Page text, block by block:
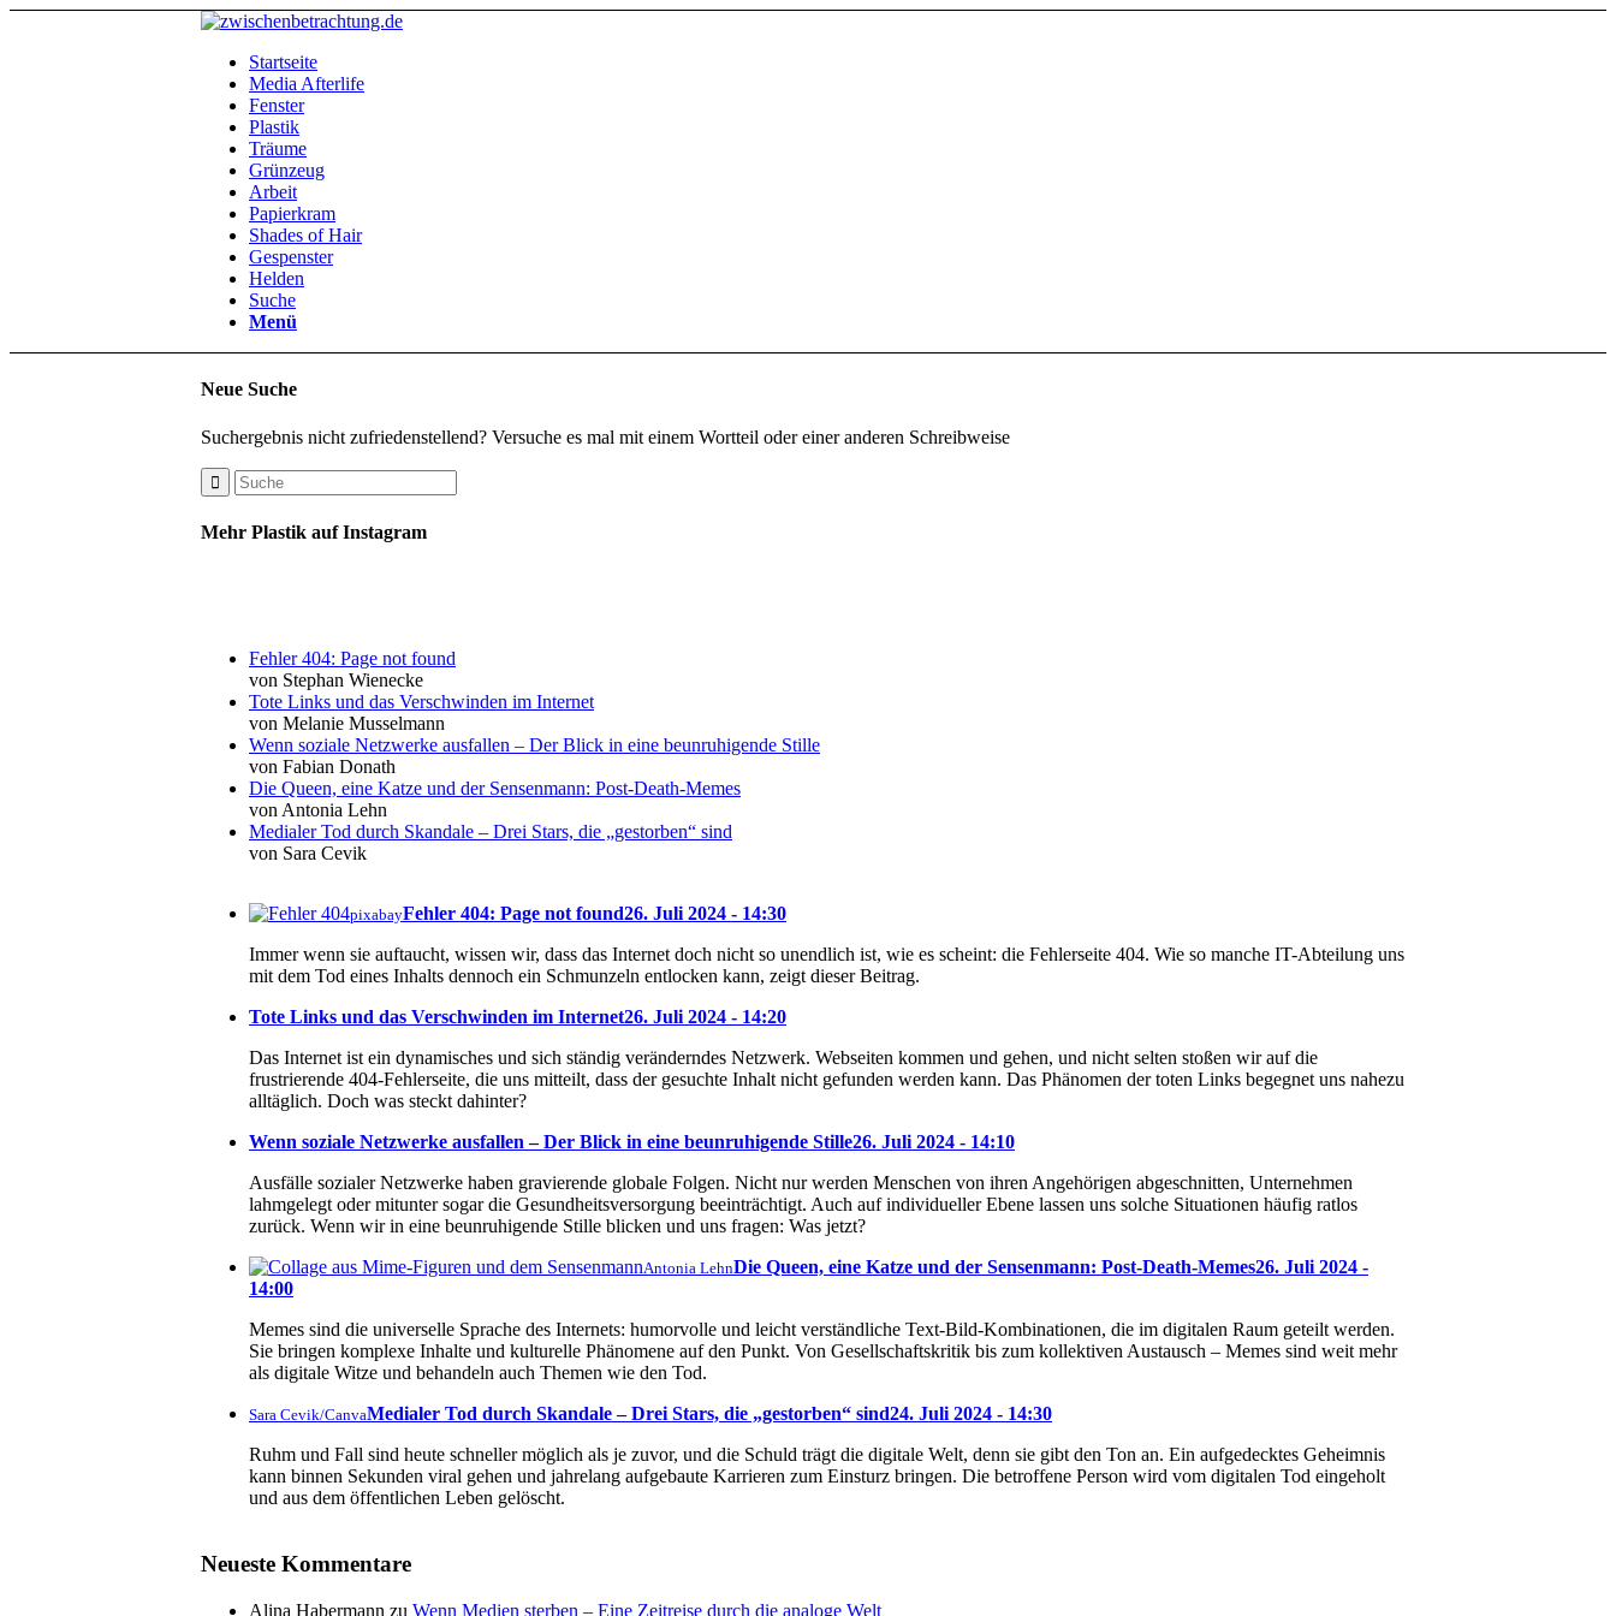
Startseite
Media Afterlife
Fenster
Plastik
Träume
Grünzeug
Arbeit
Papierkram
Shades of Hair
Gespenster
Helden
Suche
Menü
Neue Suche
Suchergebnis nicht zufriedenstellend? Versuche es mal mit einem Wortteil oder einer anderen Schreibweise
Mehr Plastik auf Instagram
Fehler 404: Page not found
von Stephan Wienecke
Tote Links und das Verschwinden im Internet
von Melanie Musselmann
Wenn soziale Netzwerke ausfallen – Der Blick in eine beunruhigende Stille
von Fabian Donath
Die Queen, eine Katze und der Sensenmann: Post-Death-Memes
von Antonia Lehn
Medialer Tod durch Skandale – Drei Stars, die „gestorben“ sind
von Sara Cevik
pixabayFehler 404: Page not found26. Juli 2024 - 14:30
Immer wenn sie auftaucht, wissen wir, dass das Internet doch nicht so unendlich ist, wie es scheint: die Fehlerseite 404. Wie so manche IT-Abteilung uns
mit dem Tod eines Inhalts dennoch ein Schmunzeln entlocken kann, zeigt dieser Beitrag.
Tote Links und das Verschwinden im Internet26. Juli 2024 - 14:20
Das Internet ist ein dynamisches und sich ständig veränderndes Netzwerk. Webseiten kommen und gehen, und nicht selten stoßen wir auf die
frustrierende 404-Fehlerseite, die uns mitteilt, dass der gesuchte Inhalt nicht gefunden werden kann. Das Phänomen der toten Links begegnet uns nahezu
alltäglich. Doch was steckt dahinter?
Wenn soziale Netzwerke ausfallen – Der Blick in eine beunruhigende Stille26. Juli 2024 - 14:10
Ausfälle sozialer Netzwerke haben gravierende globale Folgen. Nicht nur werden Menschen von ihren Angehörigen abgeschnitten, Unternehmen
lahmgelegt oder mitunter sogar die Gesundheitsversorgung beeinträchtigt. Auch auf individueller Ebene lassen uns solche Situationen häufig ratlos
zurück. Wenn wir in eine beunruhigende Stille blicken und uns fragen: Was jetzt?
Antonia LehnDie Queen, eine Katze und der Sensenmann: Post-Death-Memes26. Juli 2024 -
14:00
Memes sind die universelle Sprache des Internets: humorvolle und leicht verständliche Text-Bild-Kombinationen, die im digitalen Raum geteilt werden.
Sie bringen komplexe Inhalte und kulturelle Phänomene auf den Punkt. Von Gesellschaftskritik bis zum kollektiven Austausch – Memes sind weit mehr
als digitale Witze und behandeln auch Themen wie den Tod.
Sara Cevik/CanvaMedialer Tod durch Skandale – Drei Stars, die „gestorben“ sind24. Juli 2024 - 14:30
Ruhm und Fall sind heute schneller möglich als je zuvor, und die Schuld trägt die digitale Welt, denn sie gibt den Ton an. Ein aufgedecktes Geheimnis
kann binnen Sekunden viral gehen und jahrelang aufgebaute Karrieren zum Einsturz bringen. Die betroffene Person wird vom digitalen Tod eingeholt
und aus dem öffentlichen Leben gelöscht.
Neueste Kommentare
Alina Habermann zu Wenn Medien sterben – Eine Zeitreise durch die analoge Welt